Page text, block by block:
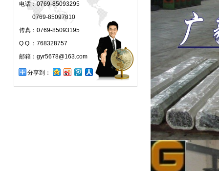
电话：0769-85093295
0769-85097810
传真：0769-85093195
Q Q ：768328757
邮箱：gyr5678@163.com
分享到：